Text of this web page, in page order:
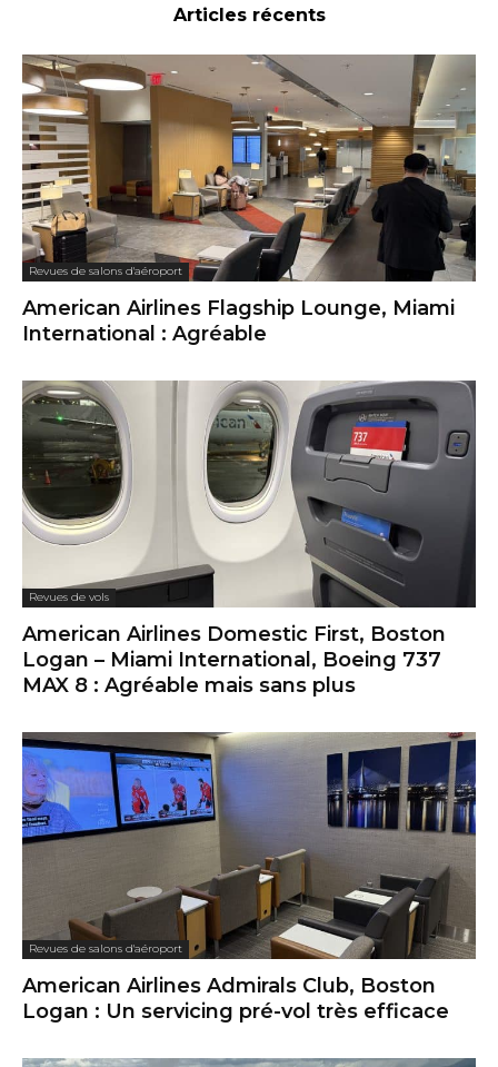
Articles récents
Revues de salons d'aéroport
American Airlines Flagship Lounge, Miami
International : Agréable
Revues de vols
American Airlines Domestic First, Boston
Logan – Miami International, Boeing 737
MAX 8 : Agréable mais sans plus
Revues de salons d'aéroport
American Airlines Admirals Club, Boston
Logan : Un servicing pré-vol très efficace